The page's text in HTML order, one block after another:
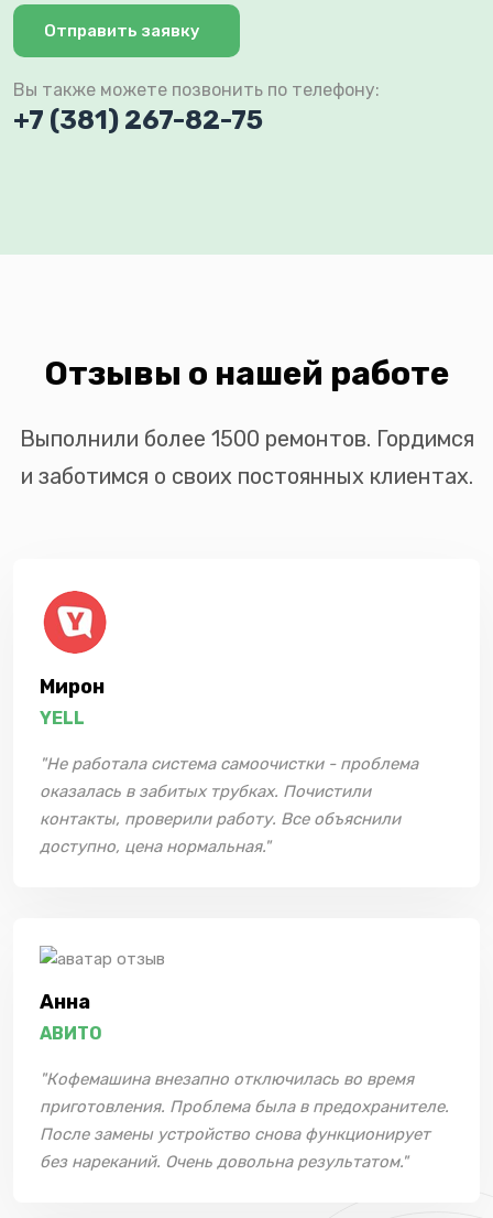
Отправить заявку
Вы также можете позвонить по телефону:
+7 (381) 267-82-75
Отзывы о нашей работе
Выполнили более 1500 ремонтов. Гордимся
и заботимся о своих постоянных клиентах.
Мирон
YELL
"Не работала система самоочистки - проблема
оказалась в забитых трубках. Почистили
контакты, проверили работу. Все объяснили
доступно, цена нормальная."
Анна
АВИТО
"Кофемашина внезапно отключилась во время
приготовления. Проблема была в предохранителе.
После замены устройство снова функционирует
без нареканий. Очень довольна результатом."